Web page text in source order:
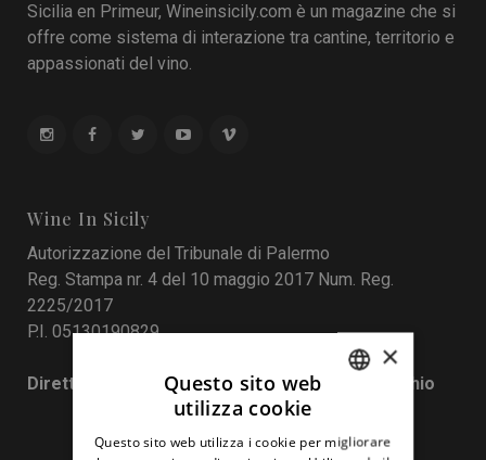
Sicilia en Primeur, Wineinsicily.com è un magazine che si
offre come sistema di interazione tra cantine, territorio e
appassionati del vino.
Wine In Sicily
Autorizzazione del Tribunale di Palermo
Reg. Stampa nr. 4 del 10 maggio 2017 Num. Reg.
2225/2017
P.I. 05130190829
Direttore responsabile: Francesco Pensovecchio
ENGLISH
×
Questo sito web
utilizza cookie
Questo sito web utilizza i cookie per migliorare